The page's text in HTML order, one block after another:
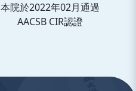
本院於2022年02月通過
AACSB CIR認證